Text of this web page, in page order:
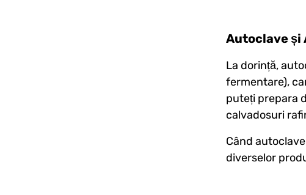
Autoclave și
La dorință,
fermentare),
puteți prepara
calvadosuri
Când
diverselor